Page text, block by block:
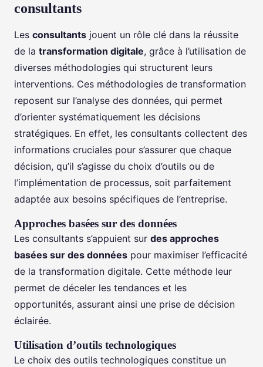
consultants
Les consultants jouent un rôle clé dans la réussite
de la transformation digitale, grâce à l’utilisation de
diverses méthodologies qui structurent leurs
interventions. Ces méthodologies de transformation
reposent sur l’analyse des données, qui permet
d’orienter systématiquement les décisions
stratégiques. En effet, les consultants collectent des
informations cruciales pour s’assurer que chaque
décision, qu’il s’agisse du choix d’outils ou de
l’implémentation de processus, soit parfaitement
adaptée aux besoins spécifiques de l’entreprise.
Approches basées sur des données
Les consultants s’appuient sur des approches
basées sur des données pour maximiser l’efficacité
de la transformation digitale. Cette méthode leur
permet de déceler les tendances et les
opportunités, assurant ainsi une prise de décision
éclairée.
Utilisation d’outils technologiques
Le choix des outils technologiques constitue un